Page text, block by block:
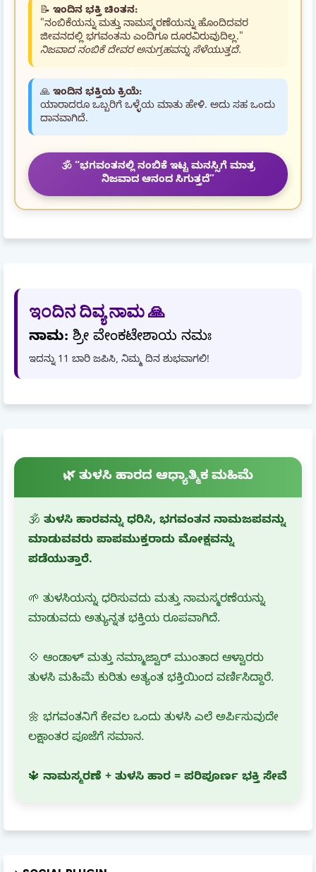
📝 ಇಂದಿನ ಭಕ್ತಿ ಚಿಂತನ:
"ನಂಬಿಕೆಯನ್ನು ಮತ್ತು ನಾಮಸ್ಮರಣೆಯನ್ನು ಹೊಂದಿದವರ
ಜೀವನದಲ್ಲಿ ಭಗವಂತನು ಎಂದಿಗೂ ದೂರವಿರುವುದಿಲ್ಲ."
ನಿಜವಾದ ನಂಬಿಕೆ ದೇವರ ಅನುಗ್ರಹವನ್ನು ಸೆಳೆಯುತ್ತದೆ.
🙏 ಇಂದಿನ ಭಕ್ತಿಯ ಕ್ರಿಯೆ:
ಯಾರಾದರೂ ಒಬ್ಬರಿಗೆ ಒಳ್ಳೆಯ ಮಾತು ಹೇಳಿ. ಅದು ಸಹ ಒಂದು
ದಾನವಾಗಿದೆ.
🕉️ “ಭಗವಂತನಲ್ಲಿ ನಂಬಿಕೆ ಇಟ್ಟ ಮನಸ್ಸಿಗೆ ಮಾತ್ರ
ನಿಜವಾದ ಆನಂದ ಸಿಗುತ್ತದೆ”
ಇಂದಿನ ದಿವ್ಯ ನಾಮ 🙏
ನಾಮ: ಶ್ರೀ ವೇಂಕಟೇಶಾಯ ನಮಃ
ಇದನ್ನು 11 ಬಾರಿ ಜಪಿಸಿ, ನಿಮ್ಮ ದಿನ ಶುಭವಾಗಲಿ!
🌿 ತುಳಸಿ ಹಾರದ ಆಧ್ಯಾತ್ಮಿಕ ಮಹಿಮೆ
🕉️ ತುಳಸಿ ಹಾರವನ್ನು ಧರಿಸಿ, ಭಗವಂತನ ನಾಮಜಪವನ್ನು
ಮಾಡುವವರು ಪಾಪಮುಕ್ತರಾದು ಮೋಕ್ಷವನ್ನು
ಪಡೆಯುತ್ತಾರೆ.
🌱 ತುಳಸಿಯನ್ನು ಧರಿಸುವದು ಮತ್ತು ನಾಮಸ್ಮರಣೆಯನ್ನು
ಮಾಡುವದು ಅತ್ಯುನ್ನತ ಭಕ್ತಿಯ ರೂಪವಾಗಿದೆ.
💠 ಆಂಡಾಳ್ ಮತ್ತು ನಮ್ಮಾಜ್ವಾರ್ ಮುಂತಾದ ಆಳ್ವಾರರು
ತುಳಸಿ ಮಹಿಮೆ ಕುರಿತು ಅತ್ಯಂತ ಭಕ್ತಿಯಿಂದ ವರ್ಣಿಸಿದ್ದಾರೆ.
🌼 ಭಗವಂತನಿಗೆ ಕೇವಲ ಒಂದು ತುಳಸಿ ಎಲೆ ಅರ್ಪಿಸುವುದೇ
ಲಕ್ಷಾಂತರ ಪೂಜೆಗೆ ಸಮಾನ.
🔱 ನಾಮಸ್ಮರಣೆ + ತುಳಸಿ ಹಾರ = ಪರಿಪೂರ್ಣ ಭಕ್ತಿ ಸೇವೆ